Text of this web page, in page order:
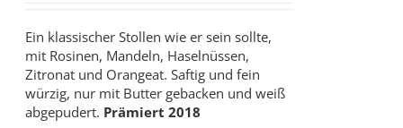
Ein klassischer Stollen wie er sein sollte,
mit Rosinen, Mandeln, Haselnüssen,
Zitronat und Orangeat. Saftig und fein
würzig, nur mit Butter gebacken und weiß
abgepudert. Prämiert 2018